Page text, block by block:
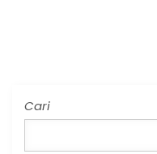
Cari